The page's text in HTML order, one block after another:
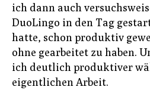
ich dann auch
DuoLingo in den Tag
hatte, schon produktiv
ohne gearbeitet zu haben.
ich deutlich produktiver
eigentlichen Arbeit.